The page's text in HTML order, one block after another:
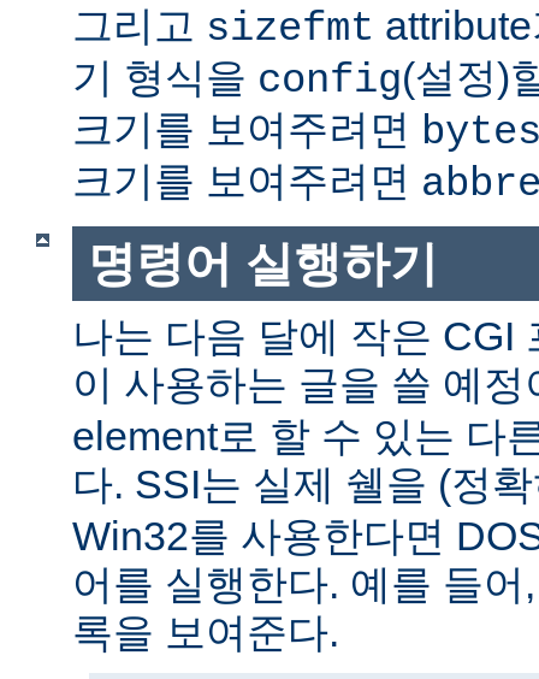
그리고 sizefmt
기 형식을 config(설정)
크기를 보여주려면
크기를 보여주려면
명령어 실행하기
나는 다음 달에 작은 CGI
이 사용하는 글을 쓸 예
element로 할 수 있는 다
다. SSI는 실제 쉘을 (정
Win32를 사용한다면
어를 실행한다. 예를 들
록을 보여준다.